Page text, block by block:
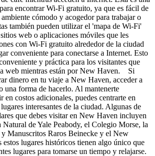
encontrar Wi-Fi gratuito, ya que es fácil de
cómodo y acogedor para trabajar o
también pueden utilizar el 'mapa de Wi-Fi'
web o aplicaciones móviles que les
con Wi-Fi gratuito alrededor de la ciudad
conveniente para conectarse a Internet. Esto
y práctica para los visitantes que
web mientras están por New Haven. Si
dinero en tu viaje a New Haven, acceder a
una forma de hacerlo. Al mantenerte
en costos adicionales, puedes centrarte en
interesantes de la ciudad. Algunas de
que debes visitar en New Haven incluyen
de Yale Peabody, el Colegio Morse, la
Manuscritos Raros Beinecke y el New
lugares históricos tienen algo único que
lugares para tomarse un tiempo y relajarse.